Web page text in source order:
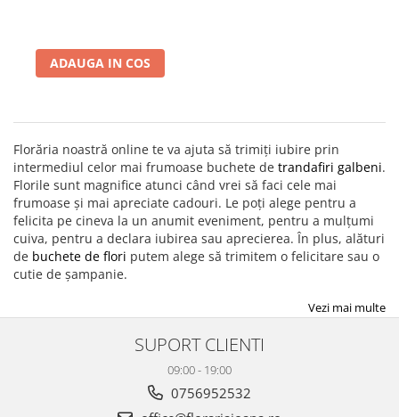
ADAUGA IN COS
Florăria noastră online te va ajuta să trimiți iubire prin
intermediul celor mai frumoase buchete de trandafiri galbeni.
Florile sunt magnifice atunci când vrei să faci cele mai
frumoase și mai apreciate cadouri. Le poți alege pentru a
felicita pe cineva la un anumit eveniment, pentru a mulțumi
cuiva, pentru a declara iubirea sau aprecierea. În plus, alături
de buchete de flori putem alege să trimitem o felicitare sau o
cutie de șampanie.
Vezi mai multe
SUPORT CLIENTI
09:00 - 19:00
0756952532